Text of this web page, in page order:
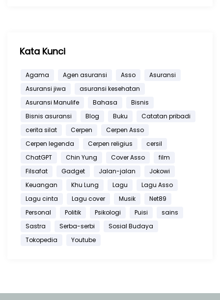
Kata Kunci
Agama Agen asuransi Asso
Asuransi
Asuransi jiwa
asuransi kesehatan
Asuransi Manulife
Bahasa
Bisnis
Bisnis asuransi
Blog Buku
Catatan pribadi
cerita silat
Cerpen
Cerpen Asso
Cerpen legenda
Cerpen religius
cersil
ChatGPT
Chin Yung Cover Asso
film
Filsafat
Gadget Jalan-jalan
Jokowi
Keuangan
Khu Lung Lagu
Lagu Asso
Lagu cinta
Lagu cover Musik
Net89
Personal
Politik Psikologi Puisi
sains
Sastra
Serba-serbi
Sosial Budaya
Tokopedia
Youtube